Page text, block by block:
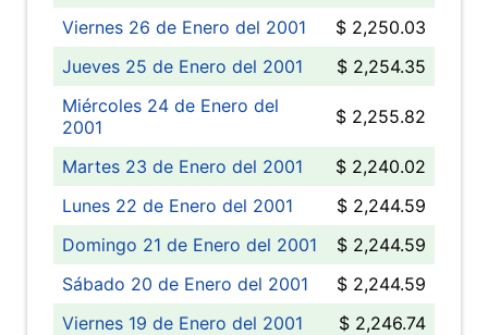
Viernes 26 de Enero del 2001
$ 2,250.03
Jueves 25 de Enero del 2001
$ 2,254.35
Miércoles 24 de Enero del
2001
$ 2,255.82
Martes 23 de Enero del 2001
$ 2,240.02
Lunes 22 de Enero del 2001
$ 2,244.59
Domingo 21 de Enero del 2001
$ 2,244.59
Sábado 20 de Enero del 2001
$ 2,244.59
Viernes 19 de Enero del 2001
$ 2,246.74